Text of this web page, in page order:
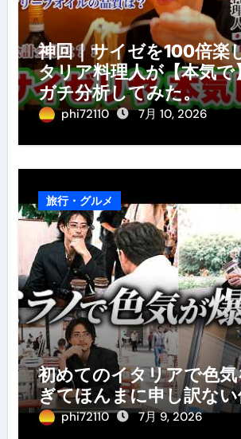
神回｜サイゼを100倍楽
タリア料理人が【本気で
ガチ分析してみた。
phi72110 7月 10, 2026
旅行・グルメ
初めてのイタリアで色
ぎてほんまに申し訳ない
phi72110 7月 9, 2026